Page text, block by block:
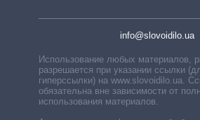
info@slovoidilo.ua
Использование любых материалов,
разрешается при указании ссылки
гиперссылки) на www.slovoidilo.ua.
обязательна вне зависимости от
использования материалов.